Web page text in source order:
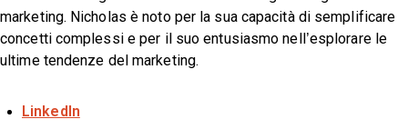
marketing. Nicholas è noto per la sua capacità di semplificare
concetti complessi e per il suo entusiasmo nell’esplorare le
ultime tendenze del marketing.
LinkedIn